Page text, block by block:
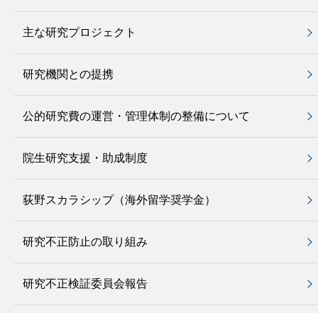
主な研究プロジェクト
研究機関との提携
公的研究費の運営・管理体制の整備について
院生研究支援・助成制度
荻野スカラシップ（海外留学奨学金）
研究不正防止の取り組み
研究不正検証委員会報告